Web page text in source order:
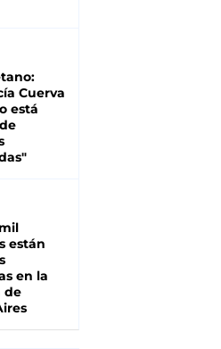
Cuerva
está
están
en la
de